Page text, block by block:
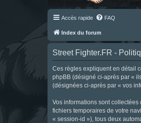
Accès rapide FAQ
Index du forum
Street Fighter.FR -
Ces règles expliquent en détail
phpBB (désigné ci-après par «
(désignées ci-après par « vos
Vos informations sont
fichiers temporaires de votre
« session-id »), tous deux